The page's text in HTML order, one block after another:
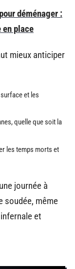
déménager :
place
mieux anticiper
et les
quelle que soit la
les temps morts et
journée à
soudée, même
et